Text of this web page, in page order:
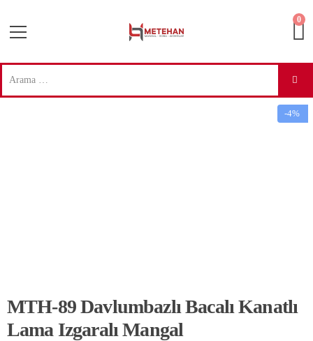
0
-4%
MTH-89 Davlumbazlı Bacalı Kanatlı
Lama Izgaralı Mangal